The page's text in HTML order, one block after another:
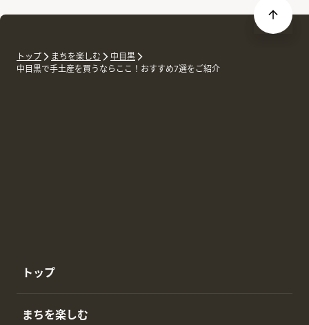
トップ まちを楽しむ
中目黒
中目黒で手土産を買うならここ！おすすめ7選をご紹介
トップ
まちを楽しむ